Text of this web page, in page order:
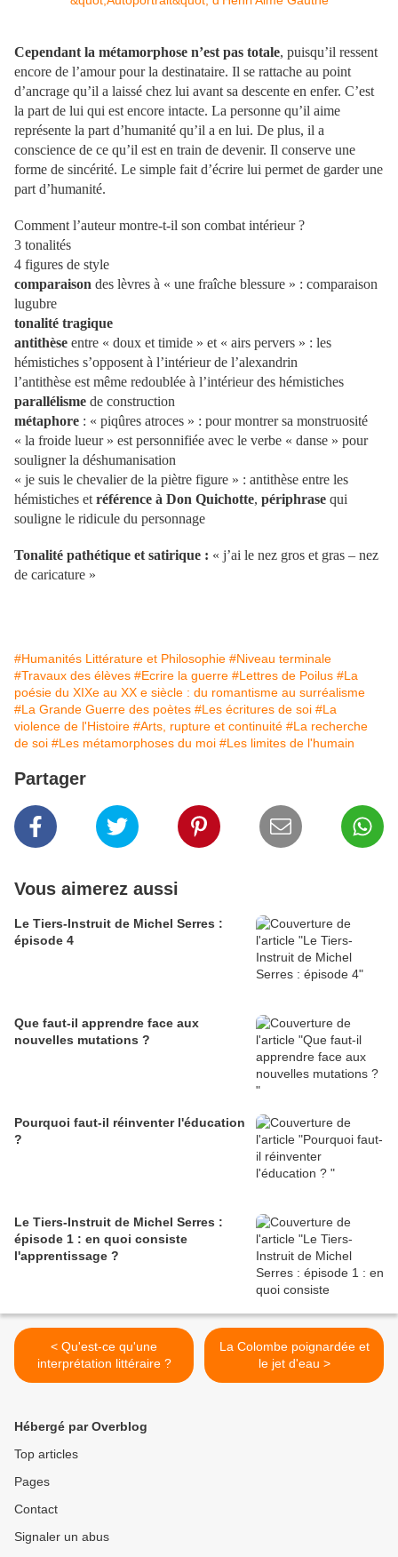
Cependant la métamorphose n’est pas totale, puisqu’il ressent
encore de l’amour pour la destinataire. Il se rattache au point
d’ancrage qu’il a laissé chez lui avant sa descente en enfer. C’est
la part de lui qui est encore intacte. La personne qu’il aime
représente la part d’humanité qu’il a en lui. De plus, il a
conscience de ce qu’il est en train de devenir. Il conserve une
forme de sincérité. Le simple fait d’écrire lui permet de garder une
part d’humanité.
Comment l’auteur montre-t-il son combat intérieur ?
3 tonalités
4 figures de style
comparaison des lèvres à « une fraîche blessure » : comparaison
lugubre
tonalité tragique
antithèse entre « doux et timide » et « airs pervers » : les
hémistiches s’opposent à l’intérieur de l’alexandrin
l’antithèse est même redoublée à l’intérieur des hémistiches
parallélisme de construction
métaphore : « piqûres atroces » : pour montrer sa monstruosité
« la froide lueur » est personnifiée avec le verbe « danse » pour
souligner la déshumanisation
« je suis le chevalier de la piètre figure » : antithèse entre les
hémistiches et référence à Don Quichotte, périphrase qui
souligne le ridicule du personnage
Tonalité pathétique et satirique : « j’ai le nez gros et gras – nez
de caricature »
#Humanités Littérature et Philosophie #Niveau terminale
#Travaux des élèves #Ecrire la guerre #Lettres de Poilus #La
poésie du XIXe au XX e siècle : du romantisme au surréalisme
#La Grande Guerre des poètes #Les écritures de soi #La
violence de l'Histoire #Arts, rupture et continuité #La recherche
de soi #Les métamorphoses du moi #Les limites de l'humain
Partager
Vous aimerez aussi
Le Tiers-Instruit de Michel Serres :
épisode 4
Que faut-il apprendre face aux
nouvelles mutations ?
Pourquoi faut-il réinventer l'éducation
?
Le Tiers-Instruit de Michel Serres :
épisode 1 : en quoi consiste
l'apprentissage ?
< Qu'est-ce qu'une
interprétation littéraire ?
La Colombe poignardée et
le jet d'eau >
Hébergé par Overblog
Top articles
Pages
Contact
Signaler un abus